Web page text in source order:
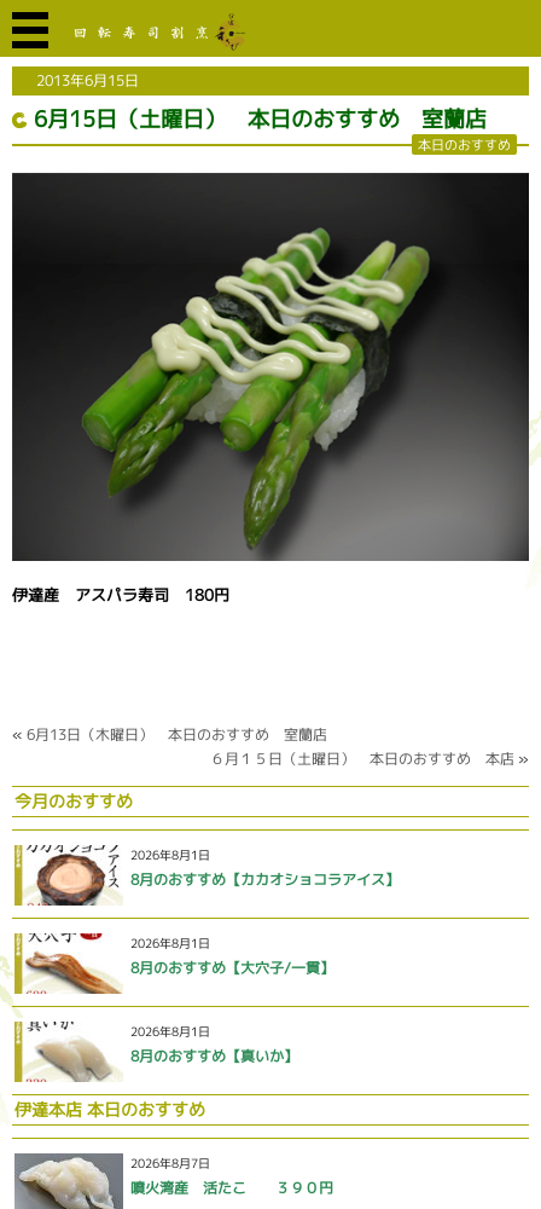
2013年6月15日
6月15日（土曜日） 本日のおすすめ 室蘭店
本日のおすすめ
伊達産 アスパラ寿司 180円
« 6月13日（木曜日） 本日のおすすめ 室蘭店
６月１５日（土曜日） 本日のおすすめ 本店 »
今月のおすすめ
2026年8月1日
8月のおすすめ【カカオショコラアイス】
2026年8月1日
8月のおすすめ【大穴子/一貫】
2026年8月1日
8月のおすすめ【真いか】
伊達本店 本日のおすすめ
2026年8月7日
噴火湾産 活たこ ３９０円